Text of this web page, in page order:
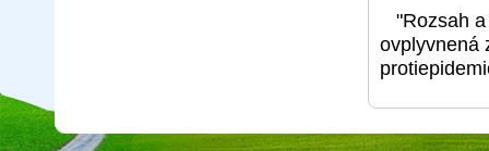
"Rozsah
ovplyvnená